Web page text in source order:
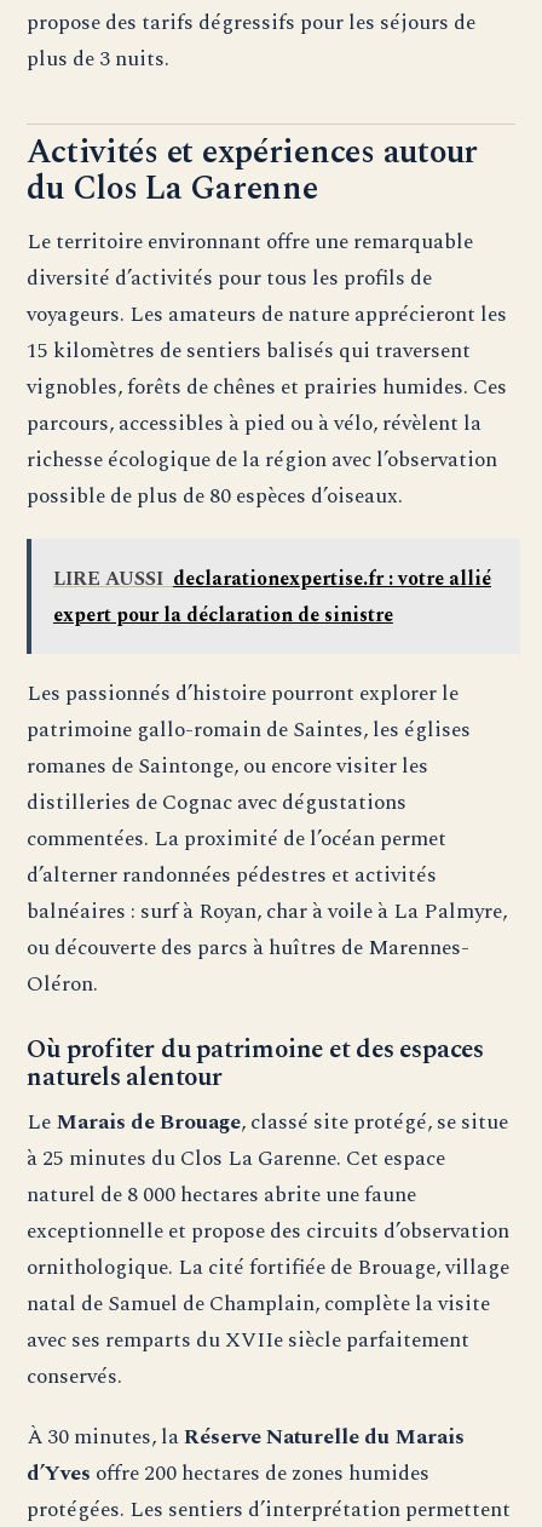
propose des tarifs dégressifs pour les séjours de
plus de 3 nuits.
Activités et expériences autour
du Clos La Garenne
Le territoire environnant offre une remarquable
diversité d’activités pour tous les profils de
voyageurs. Les amateurs de nature apprécieront les
15 kilomètres de sentiers balisés qui traversent
vignobles, forêts de chênes et prairies humides. Ces
parcours, accessibles à pied ou à vélo, révèlent la
richesse écologique de la région avec l’observation
possible de plus de 80 espèces d’oiseaux.
LIRE AUSSI declarationexpertise.fr : votre allié
expert pour la déclaration de sinistre
Les passionnés d’histoire pourront explorer le
patrimoine gallo-romain de Saintes, les églises
romanes de Saintonge, ou encore visiter les
distilleries de Cognac avec dégustations
commentées. La proximité de l’océan permet
d’alterner randonnées pédestres et activités
balnéaires : surf à Royan, char à voile à La Palmyre,
ou découverte des parcs à huîtres de Marennes-
Oléron.
Où profiter du patrimoine et des espaces
naturels alentour
LeMarais de Brouage, classé site protégé, se situe
à 25 minutes du Clos La Garenne. Cet espace
naturel de 8 000 hectares abrite une faune
exceptionnelle et propose des circuits d’observation
ornithologique. La cité fortifiée de Brouage, village
natal de Samuel de Champlain, complète la visite
avec ses remparts du XVIIe siècle parfaitement
conservés.
À 30 minutes, laRéserve Naturelle du Marais
d’Yves offre 200 hectares de zones humides
protégées. Les sentiers d’interprétation permettent